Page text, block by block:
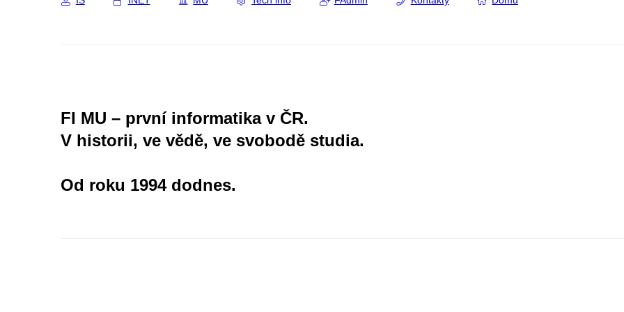
FI MU – první informatika v ČR.
V historii, ve vědě, ve svobodě studia.
Od roku 1994 dodnes.